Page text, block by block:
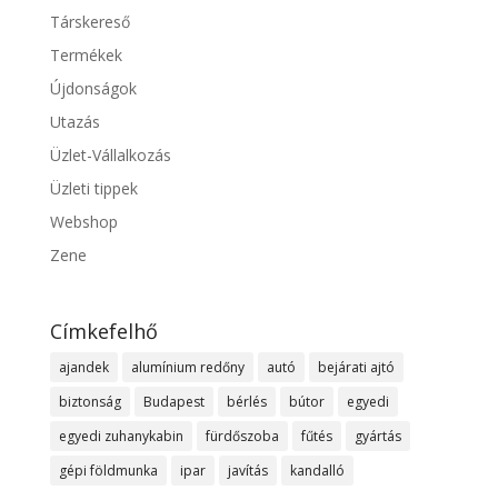
Társkereső
Termékek
Újdonságok
Utazás
Üzlet-Vállalkozás
Üzleti tippek
Webshop
Zene
Címkefelhő
ajandek alumínium redőny autó
bejárati ajtó
biztonság
Budapest bérlés bútor
egyedi
egyedi zuhanykabin
fürdőszoba fűtés
gyártás
gépi földmunka
ipar javítás kandalló